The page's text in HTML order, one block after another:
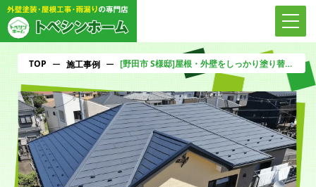
TOP ー 施工事例 ー [野田市 S様邸]屋根・外壁をしっかり塗り替え！劣化対策＆美観アップのこだわり施工